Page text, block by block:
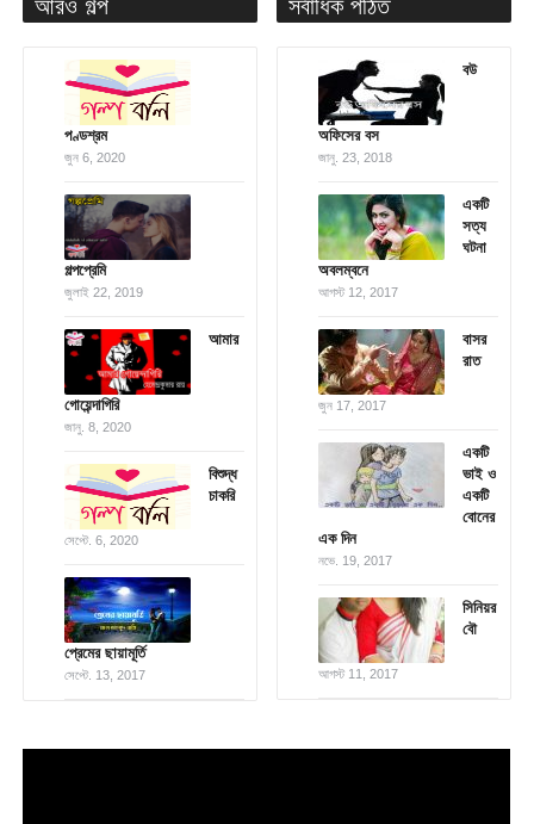
আরও গল্প
পণ্ডশ্রম
জুন 6, 2020
গল্পপ্রেমি
জুলাই 22, 2019
আমার
গোয়েন্দাগিরি
জানু. 8, 2020
বিশুদ্ধ
চাকরি
সেপ্টে. 6, 2020
প্রেমের ছায়ামূর্তি
সেপ্টে. 13, 2017
সর্বাধিক পঠিত
বউ
অফিসের বস
জানু. 23, 2018
একটি
সত্য
ঘটনা
অবলম্বনে
আগস্ট 12, 2017
বাসর
রাত
জুন 17, 2017
একটি
ভাই ও
একটি
বোনের
এক দিন
নভে. 19, 2017
সিনিয়র
বৌ
আগস্ট 11, 2017